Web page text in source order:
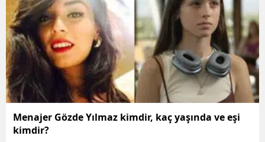
Menajer Gözde Yılmaz kimdir, kaç yaşında ve eşi
kimdir?